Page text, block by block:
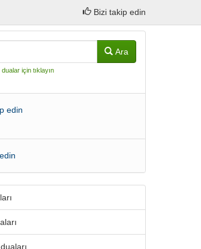
Bizi takip edin
Ara
için tıklayın
edin